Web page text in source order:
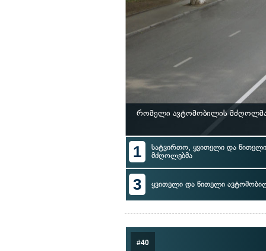
რომელი ავტომობილის მძღოლმა
1
სატვირთო, ყვითელი და
მძღოლებმა
3 ყვითელი და წითელი
#40